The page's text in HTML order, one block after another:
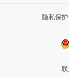
隐私保护